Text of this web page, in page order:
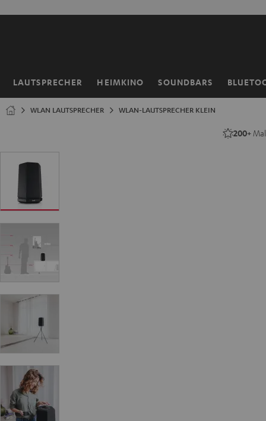
LAUTSPRECHER HEIMKINO SOUNDBARS
Startseite
WLAN LAUTSPRECHER WLAN-LAUTSPRECHER KLEIN
200+